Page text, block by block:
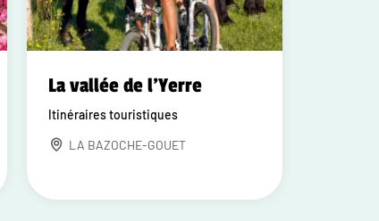
La vallée de l'Yerre
Itinéraires touristiques
LA BAZOCHE-GOUET